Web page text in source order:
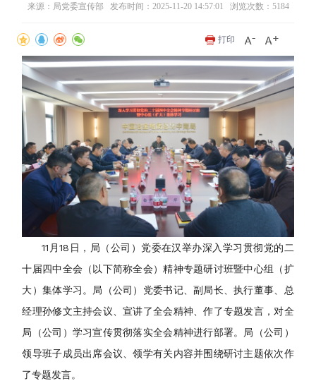
来源：局党委宣传部 发布时间：2025-11-20 14:57:01 浏览次数： 5184
打印
11月18日，局（公司）党委在汉举办深入学习贯彻党的二
十届四中全会（以下简称全会）精神专题研讨班暨中心组（扩
大）集体学习。局（公司）党委书记、副局长、执行董事、总
经理孙修文主持会议、宣讲了全会精神、作了专题发言，对全
局（公司）学习宣传贯彻落实全会精神进行部署。局（公司）
领导班子成员出席会议、领学有关内容并围绕研讨主题依次作
了专题发言。